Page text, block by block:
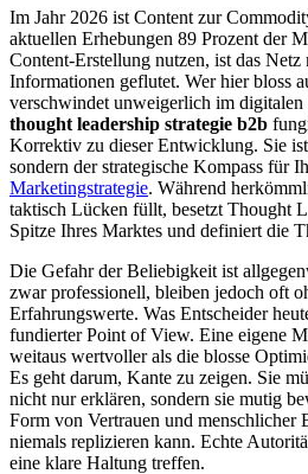
Im Jahr 2026 ist Content zur
aktuellen Erhebungen 89 Prozent der
Content-Erstellung nutzen, ist das
Informationen geflutet. Wer hier bloss
verschwindet unweigerlich im digitalen
thought leadership strategie b2b
Korrektiv zu dieser Entwicklung. Sie
sondern der strategische Kompass für
Marketingstrategie. Während
taktisch Lücken füllt, besetzt Thought
Spitze Ihres Marktes und definiert die
Die Gefahr der Beliebigkeit ist
zwar professionell, bleiben jedoch oft
Erfahrungswerte. Was Entscheider
fundierter Point of View. Eine eigene
weitaus wertvoller als die blosse
Es geht darum, Kante zu zeigen. Sie
nicht nur erklären, sondern sie mutig
Form von Vertrauen und menschlicher
niemals replizieren kann. Echte
eine klare Haltung treffen.